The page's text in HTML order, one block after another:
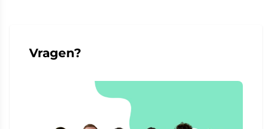
Vragen?